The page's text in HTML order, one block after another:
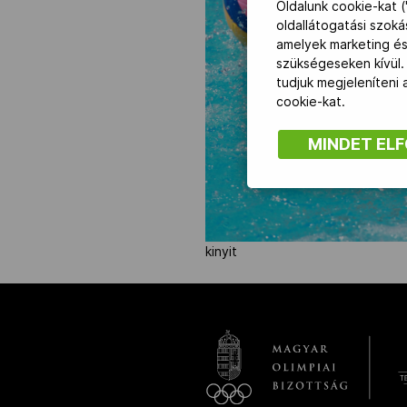
NOB
Társszervezetek
OVEP
Adatbank
kinyit
Oldalunk cookie-kat
oldallátogatási
amelyek marketing
szükségeseken
tudjuk megjeleníteni
cookie-kat.
MINDET